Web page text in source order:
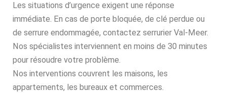
Les situations d’urgence exigent une réponse
immédiate. En cas de porte bloquée, de clé perdue ou
de serrure endommagée, contactez serrurier Val-Meer.
Nos spécialistes interviennent en moins de 30 minutes
pour résoudre votre problème.
Nos interventions couvrent les maisons, les
appartements, les bureaux et commerces.